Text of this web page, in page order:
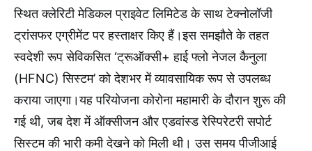
स्थित क्लेरिटी मेडिकल प्राइवेट लिमिटेड के साथ टेक्नोलॉजी
ट्रांसफर एग्रीमेंट पर हस्ताक्षर किए हैं।इस समझौते के तहत
स्वदेशी रूप सेविकसित ‘ट्रूऑक्सी+ हाई फ्लो नेजल कैनुला
(HFNC) सिस्टम’ को देशभर में व्यावसायिक रूप से उपलब्ध
कराया जाएगा।यह परियोजना कोरोना महामारी के दौरान शुरू की
गई थी, जब देश में ऑक्सीजन और एडवांस्ड रेस्पिरेटरी सपोर्ट
सिस्टम की भारी कमी देखने को मिली थी। उस समय पीजीआई